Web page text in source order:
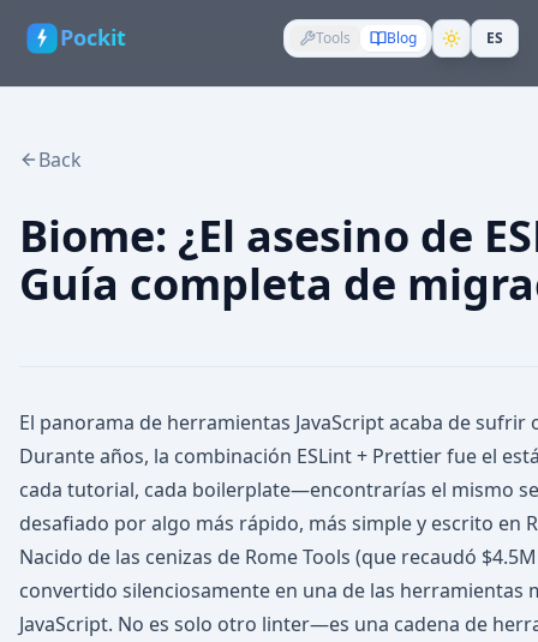
Pockit Tools Blog ES
Back
Biome: ¿El asesino de
Guía completa de
El panorama de herramientas JavaScript acaba de
Durante años, la combinación ESLint + Prettier fue el
cada tutorial, cada boilerplate—encontrarías el mismo
desafiado por algo más rápido, más simple y escrito en
Nacido de las cenizas de Rome Tools (que recaudó
convertido silenciosamente en una de las herramientas
JavaScript. No es solo otro linter—es una cadena de